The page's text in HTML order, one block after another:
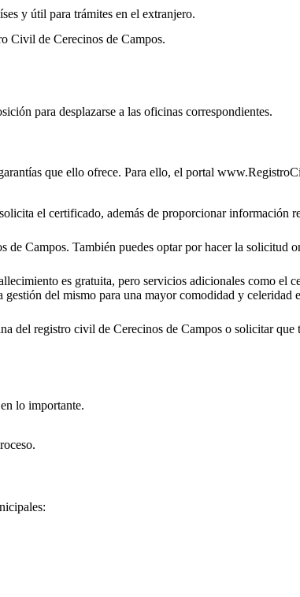
y útil para trámites en el extranjero.
Civil de Cerecinos de Campos.
para desplazarse a las oficinas correspondientes.
que ello ofrece. Para ello, el portal
el certificado, además de proporcionar información
de Campos. También puedes optar por hacer la solicitud
es gratuita, pero servicios adicionales como el
del mismo para una mayor comodidad y celeridad
del registro civil de Cerecinos de Campos o solicitar que
lo importante.